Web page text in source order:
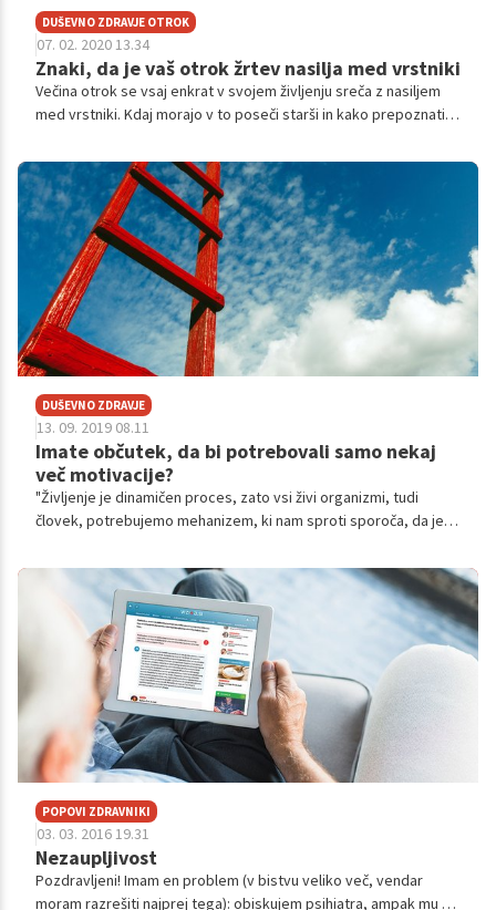
DUŠEVNO ZDRAVJE OTROK
07. 02. 2020 13.34
Znaki, da je vaš otrok žrtev nasilja med vrstniki
Večina otrok se vsaj enkrat v svojem življenju sreča z nasiljem
med vrstniki. Kdaj morajo v to poseči starši in kako prepoznati,
zdravnica psihologinja dr. sci. Andreja Pšeničny.
DUŠEVNO ZDRAVJE
13. 09. 2019 08.11
Imate občutek, da bi potrebovali samo nekaj
več motivacije?
"Življenje je dinamičen proces, zato vsi živi organizmi, tudi
človek, potrebujemo mehanizem, ki nam sproti sporoča, da je
psihologinja in psihoterapevtka dr. Andreja Pšeničny. “Ta
mehanizem nas nato usmeri ter ohranja našo pozornost na tistih
aktivnostih, ki bi lahko to razliko zmanjšale.” Če začutite željo, da
bi radi to jesen bili karierno na drugi točki, kot ste trenutno, vas
bo motivacija silila, da razmišljate, kaj bi v ta namen lahko storili.
Pa vas kdaj muči občutek, da vam manjka motivacije? Imate
občutek, da prehodite že dobršen del poti in se naenkrat
ustavite?
POPOVI ZDRAVNIKI
03. 03. 2016 19.31
Nezaupljivost
Pozdravljeni! Imam en problem (v bistvu veliko več, vendar
moram razrešiti najprej tega): obiskujem psihiatra, ampak mu ne